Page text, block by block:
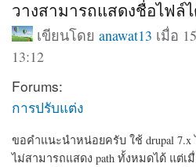
วางสามารถแสดงชื่อไฟล์
เขียนโดย anawat13 เมื่อ
13:12
Forums:
การปรับแต่ง
ขอคำแนะนำหน่อยครับ ใช้ drupal 7.x
ไม่สามารถแสดง path ทั้งหมดได้ แต่เ